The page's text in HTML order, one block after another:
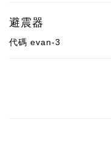
避震器
代碼 evan-3